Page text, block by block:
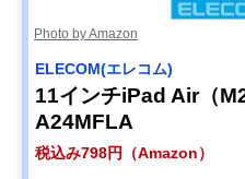
Photo by Amazon
ELECOM(エレコム)
11インチiPad Air（
A24MFLA
税込み798円（Amazon）